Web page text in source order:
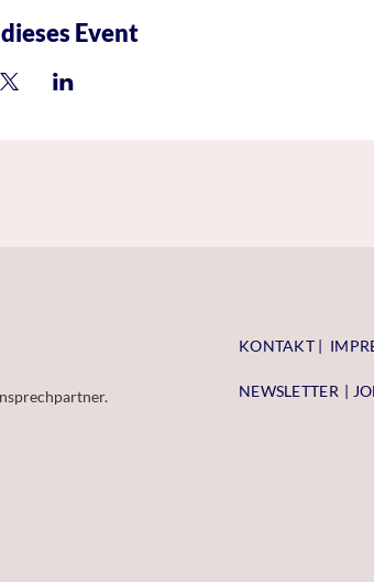
Event
KONTAKT | I
NEWSLETTER |